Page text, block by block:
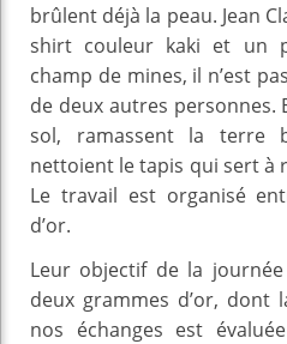
brûlent déjà la peau. Jean
shirt couleur kaki et un
champ de mines, il n’est
de deux autres personnes.
sol, ramassent la terre
nettoient le tapis qui sert à
Le travail est organisé
d’or.
Leur objectif de la
deux grammes d’or, dont
nos échanges est